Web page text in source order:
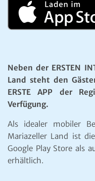
Neben der ERSTEN
Land steht den
ERSTE APP der
Verfügung.
Als idealer mobiler
Mariazeller Land ist
Google Play Store als
erhältlich.